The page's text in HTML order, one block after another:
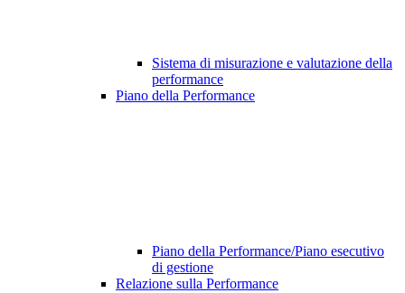
Sistema di misurazione e valutazione della
performance
Piano della Performance
Piano della Performance/Piano esecutivo
di gestione
Relazione sulla Performance